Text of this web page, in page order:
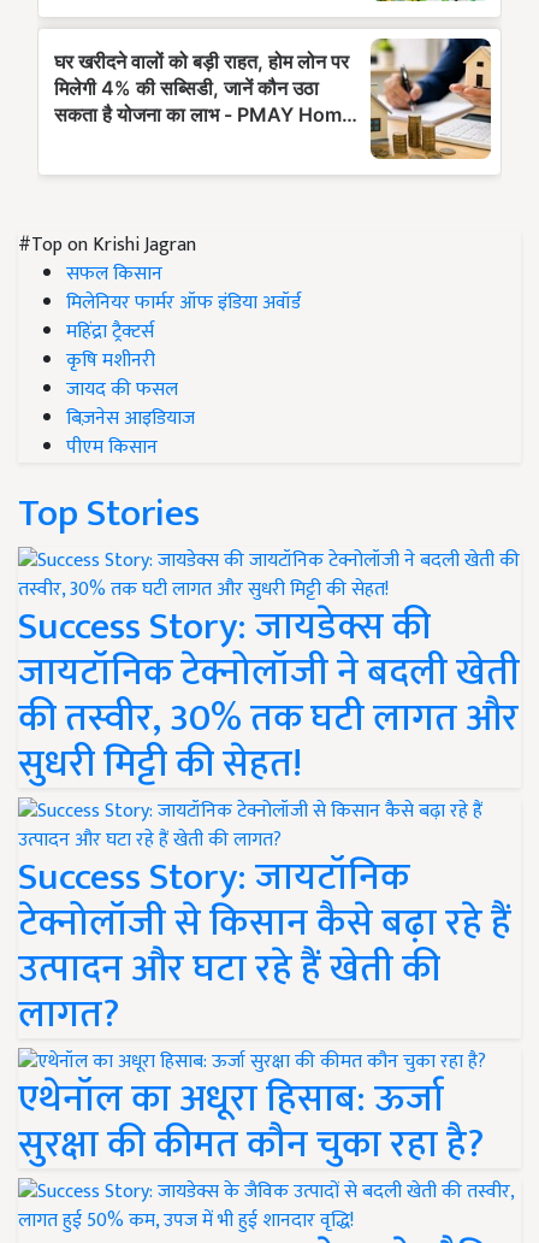
#Top on Krishi Jagran
सफल किसान
मिलेनियर फार्मर ऑफ इंडिया अवॉर्ड
महिंद्रा ट्रैक्टर्स
कृषि मशीनरी
जायद की फसल
बिज़नेस आइडियाज
पीएम किसान
Top Stories
Success Story: जायडेक्स की
जायटॉनिक टेक्नोलॉजी ने बदली खेती
की तस्वीर, 30% तक घटी लागत और
सुधरी मिट्टी की सेहत!
Success Story: जायटॉनिक
टेक्नोलॉजी से किसान कैसे बढ़ा रहे हैं
उत्पादन और घटा रहे हैं खेती की
लागत?
एथेनॉल का अधूरा हिसाब: ऊर्जा
सुरक्षा की कीमत कौन चुका रहा है?